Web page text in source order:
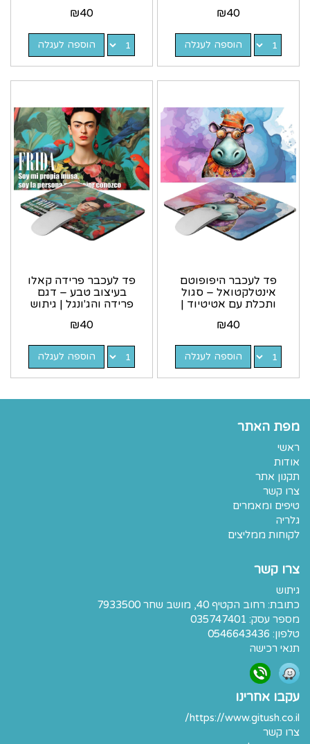
₪40
הוספה לעגלה
₪40
הוספה לעגלה
פד לעכבר היפופוטם
אינטלקטואל – סגול
ותכלת עם אטיטיוד |
₪40
הוספה לעגלה
פד לעכבר פרידה קאלו
בעיצוב טבע – דגם
פרידה והג'ונגל | גיתוש
₪40
הוספה לעגלה
מפת האתר
ראשי
אודות
תקנון אתר
צרו קשר
טיפים ומאמרים
גלריה
לקוחות ממליצים
צרו קשר
גיתוש
כתובת: רחוב הקטיף 40, מושב שחר 7933500
מספר עסק: 035747401
טלפון: 0546643436
תנאי רכישה
עקבו אחרינו
https://www.gitush.co.il/
צרו קשר